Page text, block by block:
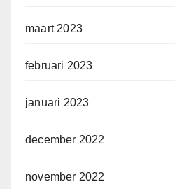
maart 2023
februari 2023
januari 2023
december 2022
november 2022